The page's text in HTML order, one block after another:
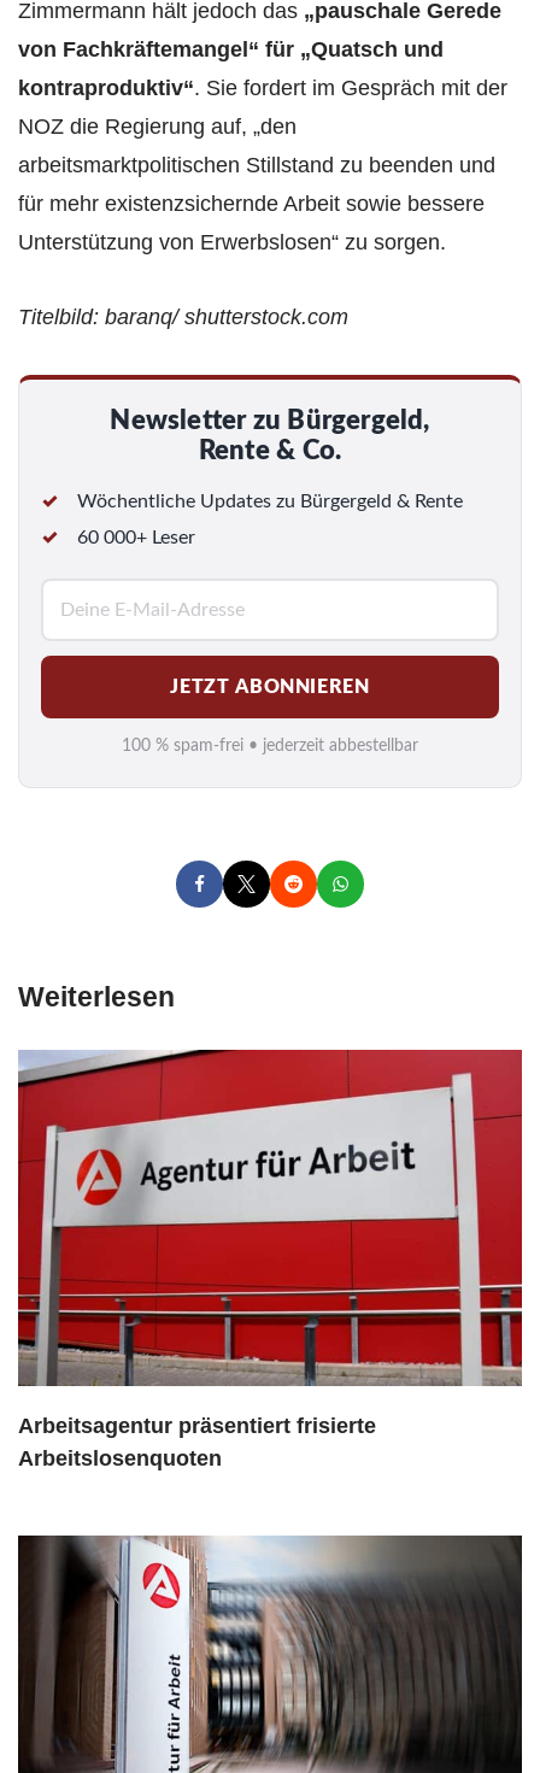
Zimmermann hält jedoch das „pauschale Gerede
von Fachkräftemangel“ für „Quatsch und
kontraproduktiv“. Sie fordert im Gespräch mit der
NOZ die Regierung auf, „den
arbeitsmarktpolitischen Stillstand zu beenden und
für mehr existenzsichernde Arbeit sowie bessere
Unterstützung von Erwerbslosen“ zu sorgen.
Titelbild: baranq/ shutterstock.com
Newsletter zu Bürgergeld,
Rente & Co.
Wöchentliche Updates zu Bürgergeld & Rente
60 000+ Leser
M
a
i
l
*
JETZT ABONNIEREN
100 % spam-frei • jederzeit abbestellbar
Weiterlesen
Arbeitsagentur präsentiert frisierte
Arbeitslosenquoten